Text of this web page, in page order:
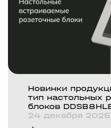
Новинки
тип настольных
блоков
24 декабря 2025